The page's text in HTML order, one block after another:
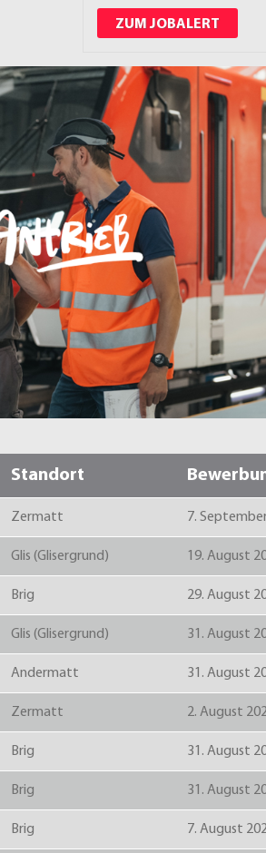
ZUM JOBALERT
Standort
Zermatt 7.
Glis (Glisergrund) 19. August
Brig 29. August
Glis (Glisergrund) 31. August
Andermatt 31. August
Zermatt 2. August
Brig 31. August
Brig 31. August
Brig 7. August